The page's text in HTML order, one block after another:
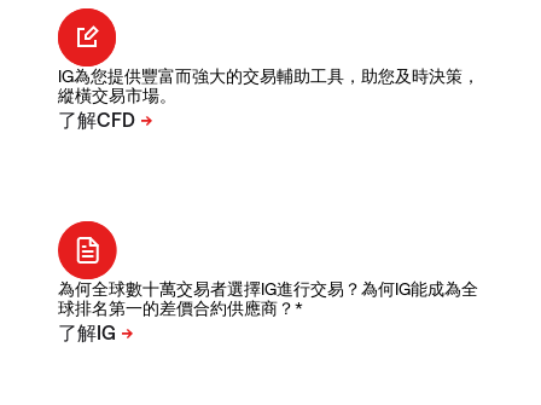
IG為您提供豐富而強大的交易輔助工具，助您及時決策，
縱橫交易市場。
為何全球數十萬交易者選擇IG進行交易？為何IG能成為全
球排名第一的差價合約供應商？*